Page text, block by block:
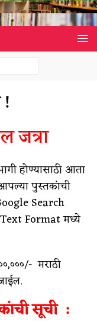
!
जत्रा
होण्यासाठी आता
पुस्तकांची
Search
Format मध्ये
मराठी
सूची :